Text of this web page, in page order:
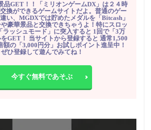
品GET！！「ミリオンゲームDX」は２４時
換ができるゲームサイトだよ。普通のゲー
い、MGDXでは貯めたメダルを「Bitcash」
豪華景品と交換できちゃうよ！特にスロッ
ラッシュモード」に突入すると 1回で「3万
GET！ 当サイトから登録すると 通常1,500
額の「3,000円分」お試しポイント進呈中！
ぜひ登録して遊んでみてね！
今すぐ無料であそぶ